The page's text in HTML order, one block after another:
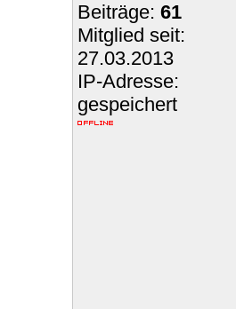
Beiträge: 61
Mitglied seit:
27.03.2013
IP-Adresse:
gespeichert